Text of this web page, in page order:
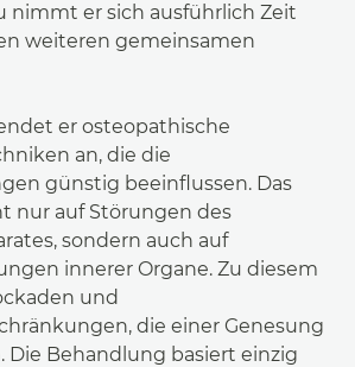
nimmt er sich ausführlich Zeit
weiteren gemeinsamen
er osteopathische
an, die die
günstig beeinflussen. Das
nur auf Störungen des
sondern auch auf
innerer Organe. Zu diesem
und
die einer Genesung
Die Behandlung basiert einzig